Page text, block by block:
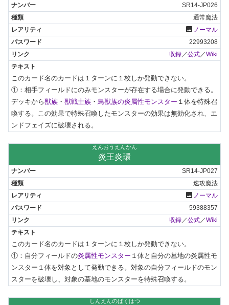
SR14-JP026
通常魔法
photo ノーマル
22993208
収録 ／公式 ／Wiki
このカード名のカードは１ターンに１枚しか発動できない。
①：相手フィールドにのみモンスターが存在する場合に発動できる。
デッキから獣族 ・ 獣戦士族 ・ 鳥獣族の炎属性モンスター １体を特殊召
喚する。この効果で特殊召喚したモンスターの効果は無効化され、エ
ンドフェイズに破壊される。
えんおうえんかん
炎王炎環
SR14-JP027
速攻魔法
photo ノーマル
59388357
収録／公式／Wiki
このカード名のカードは１ターンに１枚しか発動できない。
①：自分フィールドの炎属性モンスター １体と自分の墓地の炎属性モ
ンスター１体を対象として発動できる。対象の自分フィールドのモン
スターを破壊し、対象の墓地のモンスターを特殊召喚する。
しんえんのばくはつ